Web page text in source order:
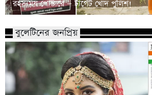
রহস্যময় পোস্টারে — টার্গেট খোদ পুলিশ!
বুলেটিনের জনপ্রিয়